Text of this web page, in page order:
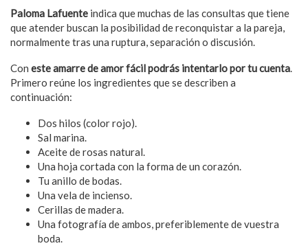
Paloma Lafuente indica que muchas de las consultas que tiene
que atender buscan la posibilidad de reconquistar a la pareja,
normalmente tras una ruptura, separación o discusión.
Con este amarre de amor fácil podrás intentarlo por tu cuenta.
Primero reúne los ingredientes que se describen a
continuación:
Dos hilos (color rojo).
Sal marina.
Aceite de rosas natural.
Una hoja cortada con la forma de un corazón.
Tu anillo de bodas.
Una vela de incienso.
Cerillas de madera.
Una fotografía de ambos, preferiblemente de vuestra
boda.